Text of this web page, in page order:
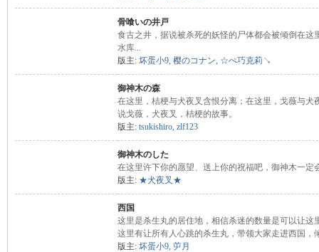
骨喰いの井戸
食古之井，据说被杀死的妖怪的尸体都会被倾倒在这
水库...
版主: 坏蛋小9, 樱のコナン, ☆ぺ巧克莉↘
御神木の森
在这里，桔梗与犬夜叉含恨分离；在这里，戈薇与犬
说戈薇，犬夜叉，桔梗的故事。
版主: tsukishiro, zlf123
御神木のした
在这里许下你的愿望、送上你的祝福吧，御神木一定
版主: ★犬夜叉★
西国
这里是杀生丸的居住地，相信杀迷的数量是可以让这
这里有让所有人心跳的杀生丸，带领大家走进西国，
版主: 坏蛋小9, 屰月